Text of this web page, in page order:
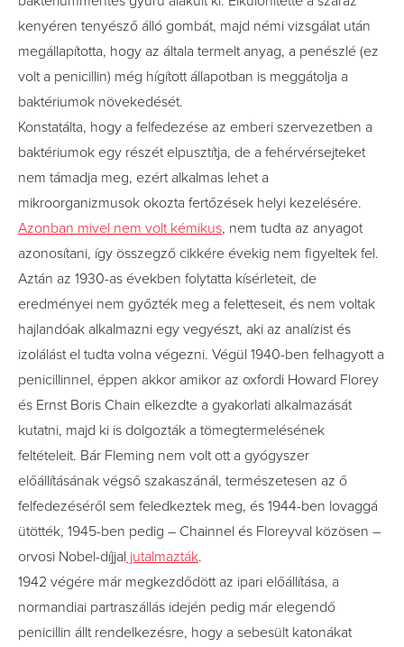
kenyéren tenyésző álló gombát, majd némi vizsgálat után
megállapította, hogy az általa termelt anyag, a penészlé (ez
volt a penicillin) még hígított állapotban is meggátolja a
baktériumok növekedését.
Konstatálta, hogy a felfedezése az emberi szervezetben a
baktériumok egy részét elpusztítja, de a fehérvérsejteket
nem támadja meg, ezért alkalmas lehet a
mikroorganizmusok okozta fertőzések helyi kezelésére.
Azonban mivel nem volt kémikus, nem tudta az anyagot
azonosítani, így összegző cikkére évekig nem figyeltek fel.
Aztán az 1930-as években folytatta kísérleteit, de
eredményei nem győzték meg a feletteseit, és nem voltak
hajlandóak alkalmazni egy vegyészt, aki az analízist és
izolálást el tudta volna végezni. Végül 1940-ben felhagyott a
penicillinnel, éppen akkor amikor az oxfordi Howard Florey
és Ernst Boris Chain elkezdte a gyakorlati alkalmazását
kutatni, majd ki is dolgozták a tömegtermelésének
feltételeit. Bár Fleming nem volt ott a gyógyszer
előállításának végső szakaszánál, természetesen az ő
felfedezéséről sem feledkeztek meg, és 1944-ben lovaggá
ütötték, 1945-ben pedig – Chainnel és Floreyval közösen –
orvosi Nobel-díjjal jutalmazták.
1942 végére már megkezdődött az ipari előállítása, a
normandiai partraszállás idején pedig már elegendő
penicillin állt rendelkezésre, hogy a sebesült katonákat